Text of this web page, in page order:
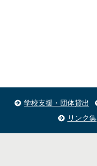
学校支援・団体貸出
リンク集